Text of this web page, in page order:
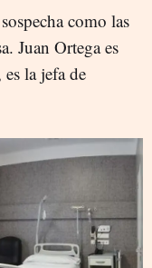
como las
Juan Ortega es
es la jefa de